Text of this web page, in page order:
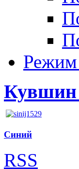
Кувшин
Синий
RSS